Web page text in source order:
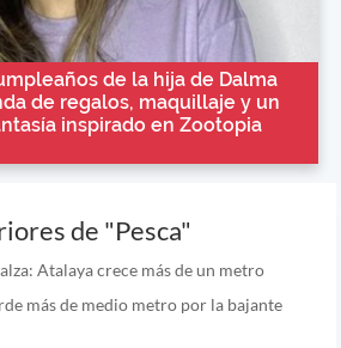
de la hija de Dalma
de regalos, maquillaje y un
inspirado en Zootopia
de "Pesca"
Atalaya crece más de un metro
más de medio metro por la bajante